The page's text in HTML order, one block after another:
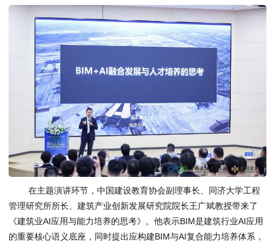
在主题演讲环节，中国建设教育协会副理事长、同济大学工程
管理研究所所长、建筑产业创新发展研究院院长王广斌教授带来了
《建筑业AI应用与能力培养的思考》。他表示BIM是建筑行业AI应用
的重要核心语义底座，同时提出应构建BIM与AI复合能力培养体系，